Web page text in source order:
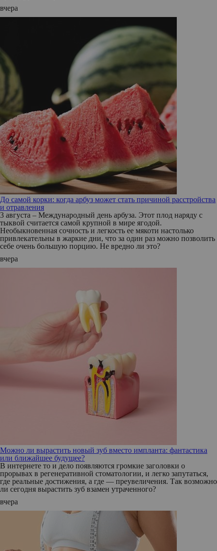
вчера
До самой корки: когда арбуз может стать причиной расстройства
и отравления
3 августа – Международный день арбуза. Этот плод наряду с
тыквой считается самой крупной в мире ягодой.
Необыкновенная сочность и легкость ее мякоти настолько
привлекательны в жаркие дни, что за один раз можно позволить
себе очень большую порцию. Не вредно ли это?
вчера
Можно ли вырастить новый зуб вместо импланта: фантастика
или ближайшее будущее?
В интернете то и дело появляются громкие заголовки о
прорывах в регенеративной стоматологии, и легко запутаться,
где реальные достижения, а где — преувеличения. Так возможно
ли сегодня вырастить зуб взамен утраченного?
вчера